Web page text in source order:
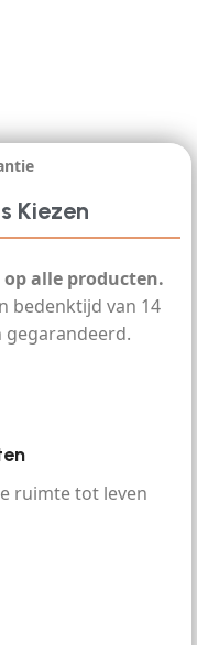
Kiezen
alle producten.
bedenktijd van 14
gegarandeerd.
ruimte tot leven